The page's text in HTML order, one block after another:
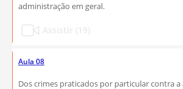
administração em geral.
Aula 08
Dos crimes praticados por particular contra